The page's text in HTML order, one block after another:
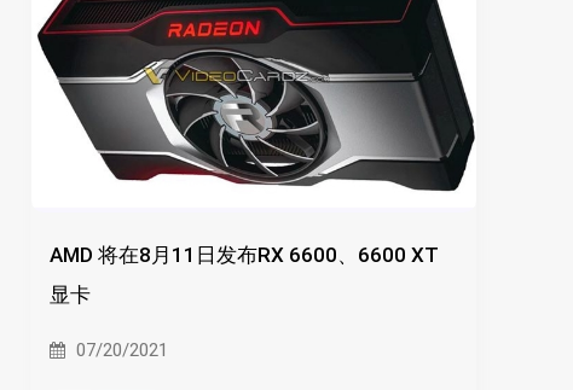
AMD 将在8月11日发布RX 6600、6600 XT
显卡
07/20/2021